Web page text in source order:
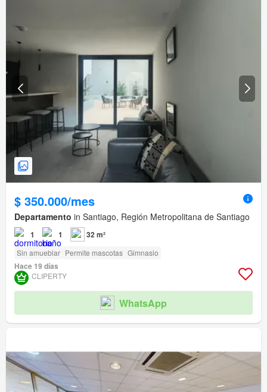
$ 350.000/mes
Departamento in Santiago, Región Metropolitana de Santiago
1 1 32 m²
Sin amueblar Permite mascotas Gimnasio
Hace 19 días
CLIPERTY
WhatsApp